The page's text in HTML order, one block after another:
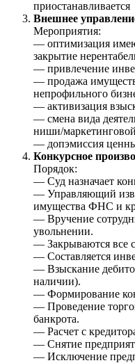
приостанавливается
Внешнее
Мероприятия:
— оптимизация
закрытие
— привлечение
— продажа
непрофильного
— активизация
— смена вида
ниши/
— допэмиссия
Конкурсное
Порядок:
— Суд назначает
— Управляющий
имущества ФНС и
— Вручение
увольнении.
— Закрываются все
— Составляется
— Взыскание
наличии).
— Формирование
— Проведение
банкрота.
— Расчет с
— Снятие
— Исключение